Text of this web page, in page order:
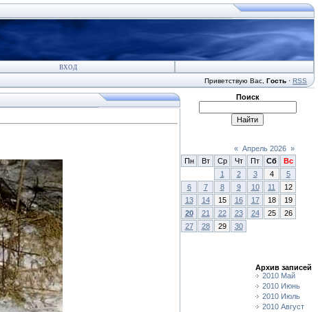
ВХОД
Приветствую Вас Гость · RSS
Поиск
« Апрель 2026 »
Пн
Вт Ср Чт Пт Сб
Вс
1
2 3 4
5
6
7 8 9 10 11
12
13
14 15 16 17 18
19
20
21 22 23 24 25
26
27
28 29 30
Архив записей
2010 Май
2010 Июнь
2010 Июль
2010 Август